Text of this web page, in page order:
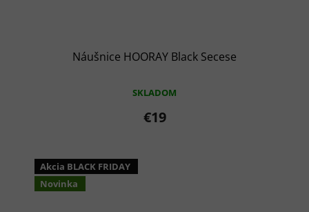
Náušnice HOORAY Black Secese
SKLADOM
€19
Akcia BLACK FRIDAY
Novinka